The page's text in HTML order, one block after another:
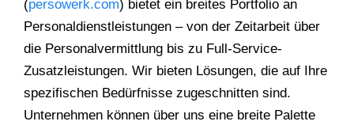
(persowerk.com) bietet ein breites Portfolio an
Personaldienstleistungen – von der Zeitarbeit über
die Personalvermittlung bis zu Full-Service-
Zusatzleistungen. Wir bieten Lösungen, die auf Ihre
spezifischen Bedürfnisse zugeschnitten sind.
Unternehmen können über uns eine breite Palette